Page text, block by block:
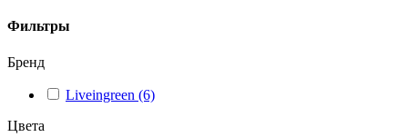
Фильтры
Бренд
Liveingreen (6)
Цвета